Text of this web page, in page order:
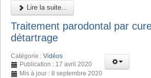
Lire la suite...
Traitement parodontal par
détartrage
Catégorie : Vidéos
Publication : 17 avril 2020
Mis à jour : 8 septembre 2020